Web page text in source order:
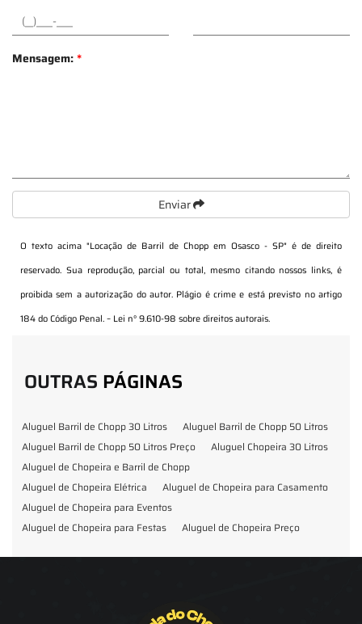
Mensagem:*
Enviar
O texto acima "Locação de Barril de Chopp em Osasco - SP" é de direito
reservado. Sua reprodução, parcial ou total, mesmo citando nossos links, é
proibida sem a autorização do autor. Plágio é crime e está previsto no artigo
184 do Código Penal. – Lei n° 9.610-98 sobre direitos autorais.
OUTRAS PÁGINAS
Aluguel Barril de Chopp 30 Litros
Aluguel Barril de Chopp 50 Litros
Aluguel Barril de Chopp 50 Litros Preço
Aluguel Chopeira 30 Litros
Aluguel de Chopeira e Barril de Chopp
Aluguel de Chopeira Elétrica
Aluguel de Chopeira para Casamento
Aluguel de Chopeira para Eventos
Aluguel de Chopeira para Festas
Aluguel de Chopeira Preço
Chopp Festas e Eventos